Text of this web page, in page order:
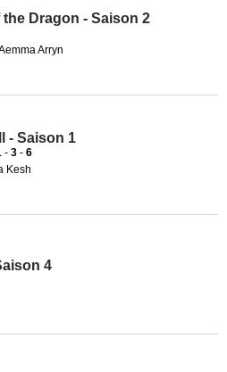
the Dragon - Saison 2
Arryn
- Saison 1
- 3 - 6
Kesh
4